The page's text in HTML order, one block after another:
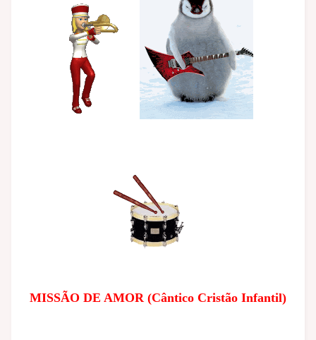
MISSÃO DE AMOR (Cântico Cristão Infantil)